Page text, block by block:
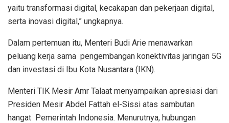
yaitu transformasi digital, kecakapan dan pekerjaan digital,
serta inovasi digital,” ungkapnya.
Dalam pertemuan itu, Menteri Budi Arie menawarkan
peluang kerja sama pengembangan konektivitas jaringan 5G
dan investasi di Ibu Kota Nusantara (IKN).
Menteri TIK Mesir Amr Talaat menyampaikan apresiasi dari
Presiden Mesir Abdel Fattah el-Sissi atas sambutan
hangat Pemerintah Indonesia. Menurutnya, hubungan